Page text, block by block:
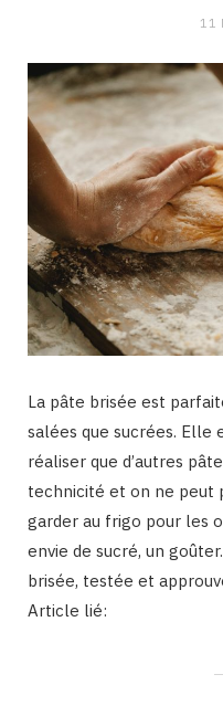
11
La pâte brisée est
salées que sucrées. Elle
réaliser que d’autres
technicité et on ne peut
garder au frigo pour les
envie de sucré, un
brisée, testée et
Article lié: